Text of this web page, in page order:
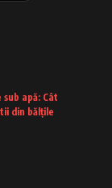
apă: Cât
din bălțile